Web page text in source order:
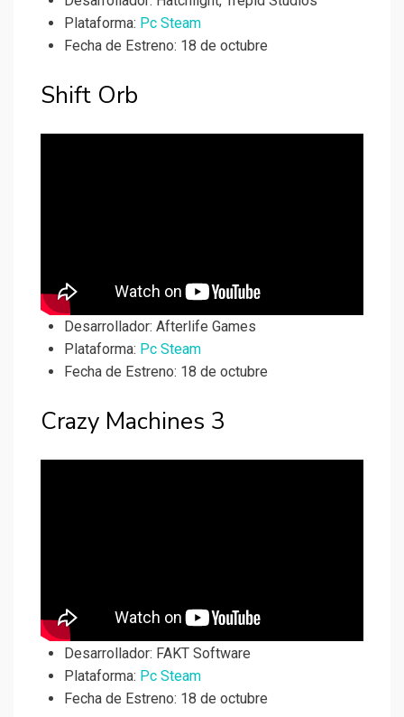
Plataforma: Pc Steam
Fecha de Estreno: 18 de octubre
Shift Orb
Desarrollador: Afterlife Games
Plataforma: Pc Steam
Fecha de Estreno: 18 de octubre
Crazy Machines 3
Desarrollador: FAKT Software
Plataforma: Pc Steam
Fecha de Estreno: 18 de octubre